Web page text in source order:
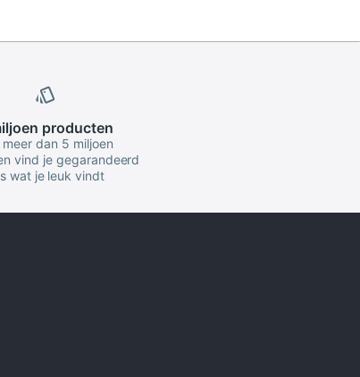
producten
meer dan 5 miljoen
vind je gegarandeerd
wat je leuk vindt